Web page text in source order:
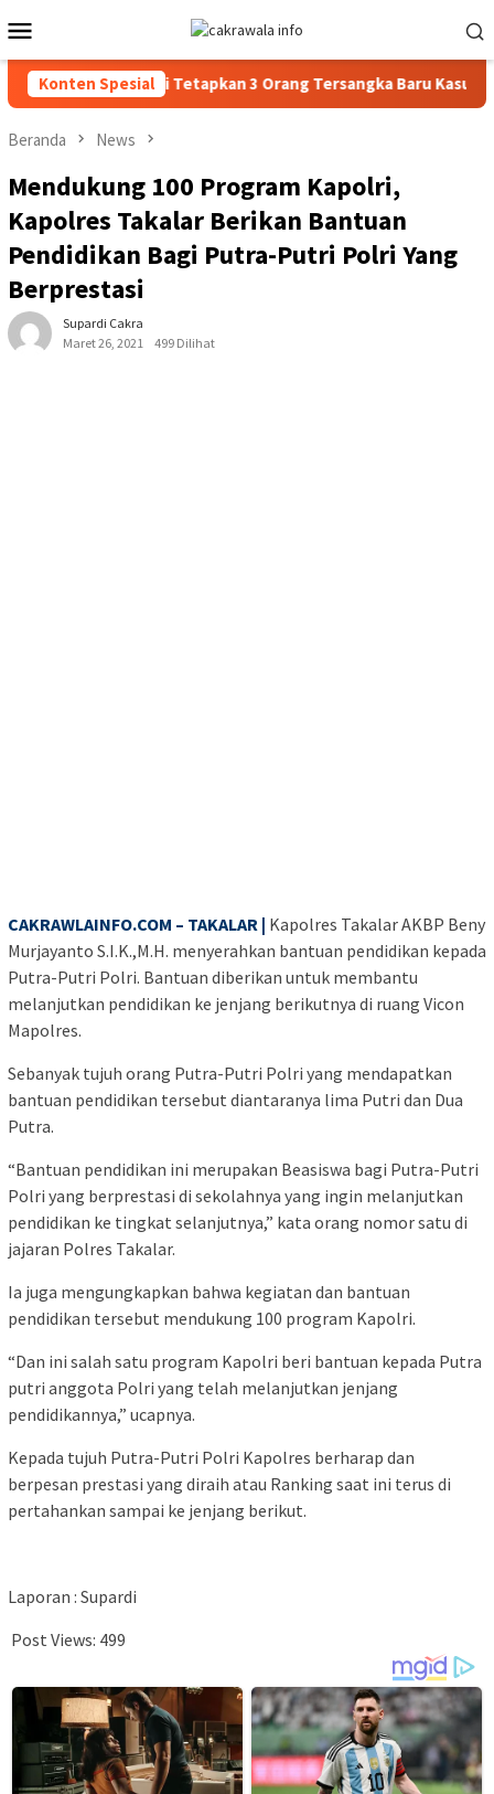
ke
kontenMobile
Konten Spesial
3 Orang Tersangka Baru Kasus Penyalahgunaan BBM
Beranda News
Mendukung 100 Program Kapolri,
Kapolres Takalar Berikan Bantuan
Pendidikan Bagi Putra-Putri Polri Yang
Berprestasi
Supardi Cakra
Maret 26, 2021
499 Dilihat
CAKRAWLAINFO.COM – TAKALAR | Kapolres Takalar AKBP Beny
Murjayanto S.I.K.,M.H. menyerahkan bantuan pendidikan kepada
Putra-Putri Polri. Bantuan diberikan untuk membantu
melanjutkan pendidikan ke jenjang berikutnya di ruang Vicon
Mapolres.
Sebanyak tujuh orang Putra-Putri Polri yang mendapatkan
bantuan pendidikan tersebut diantaranya lima Putri dan Dua
Putra.
“Bantuan pendidikan ini merupakan Beasiswa bagi Putra-Putri
Polri yang berprestasi di sekolahnya yang ingin melanjutkan
pendidikan ke tingkat selanjutnya,” kata orang nomor satu di
jajaran Polres Takalar.
Ia juga mengungkapkan bahwa kegiatan dan bantuan
pendidikan tersebut mendukung 100 program Kapolri.
“Dan ini salah satu program Kapolri beri bantuan kepada Putra
putri anggota Polri yang telah melanjutkan jenjang
pendidikannya,” ucapnya.
Kepada tujuh Putra-Putri Polri Kapolres berharap dan
berpesan prestasi yang diraih atau Ranking saat ini terus di
pertahankan sampai ke jenjang berikut.
Laporan : Supardi
Post Views: 499